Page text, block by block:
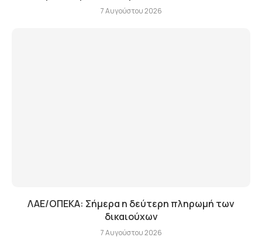
7 Αυγούστου 2026
ΛΑΕ/ΟΠΕΚΑ: Σήμερα η δεύτερη πληρωμή των
δικαιούχων
7 Αυγούστου 2026